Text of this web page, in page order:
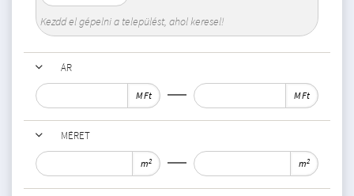
ÁR
M Ft M Ft
MÉRET
m2 m2